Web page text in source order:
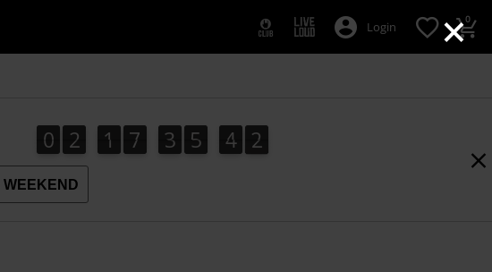
×
Login 0
0
0 2
2 1
1 7
7 3
3 5
5 4
4 0
1
0
2
1
WEEKEND